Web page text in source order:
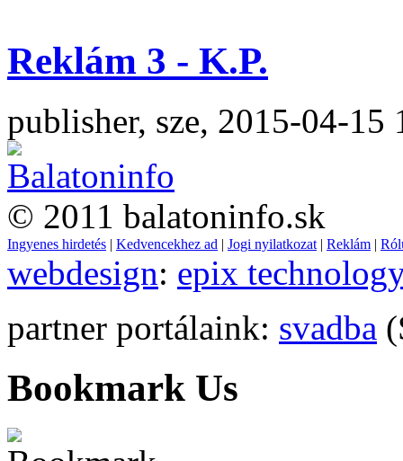
Reklám 3 - K.P.
publisher, sze, 2015-04-15
© 2011 balatoninfo.sk
Ingyenes hirdetés | Kedvencekhez ad | Jogi nyilatkozat | Reklám |
webdesign: epix
partner portálaink: svadba
Bookmark Us